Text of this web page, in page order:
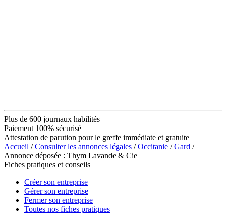
Plus de 600 journaux habilités
Paiement 100% sécurisé
Attestation de parution pour le greffe immédiate et gratuite
Accueil /Consulter les annonces légales /Occitanie /Gard /
Annonce déposée : Thym Lavande & Cie
Fiches pratiques et conseils
Créer son entreprise
Gérer son entreprise
Fermer son entreprise
Toutes nos fiches pratiques